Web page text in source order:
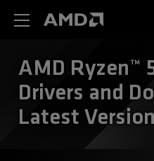
AMD Ryzen™
Drivers and
Latest Version